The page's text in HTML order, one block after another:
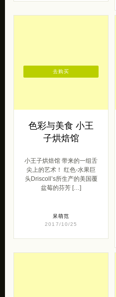
色彩与美食 小王
子烘焙馆
小王子烘焙馆 带来的一组舌
尖上的艺术！ 红色-水果巨
头Driscoll’s所生产的美国覆
盆莓的芬芳 […]
呆萌范
2017/10/25
去购买